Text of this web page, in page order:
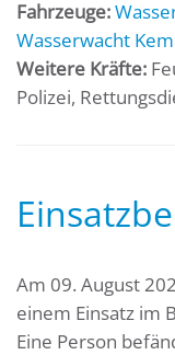
Fahrzeuge:
Wasserwacht
Weitere Kräfte:
Polizei,
Am 09. August
einem Einsatz im
Eine Person